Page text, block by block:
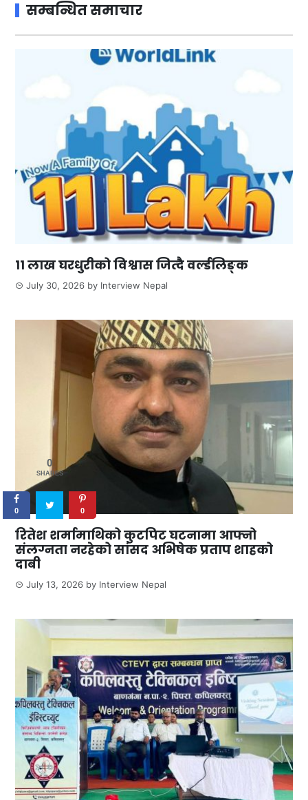
सम्बन्धित समाचार
११ लाख घरधुरीको विश्वास जित्दै वर्ल्डलिङ्क
July 30, 2026 by Interview Nepal
रितेश शर्मामाथिको कुटपिट घटनामा आफ्नो
संलग्नता नरहेको सांसद अभिषेक प्रताप शाहको
दाबी
July 13, 2026 by Interview Nepal
0
SHARES
0 0